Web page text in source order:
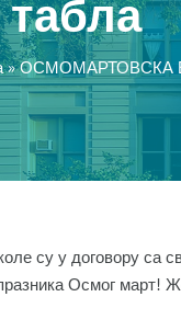
»ОСМОМАРТОВСКА
су у договору са
Осмог март!